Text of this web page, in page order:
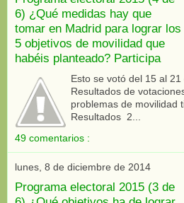
6) ¿Qué medidas hay que
tomar en Madrid para lograr los
5 objetivos de movilidad que
habéis planteado? Participa
Esto se votó del 15 al
Resultados de
problemas de movilidad
Resultados 2...
49 comentarios :
lunes, 8 de diciembre de 2014
Programa electoral 2015 (3 de